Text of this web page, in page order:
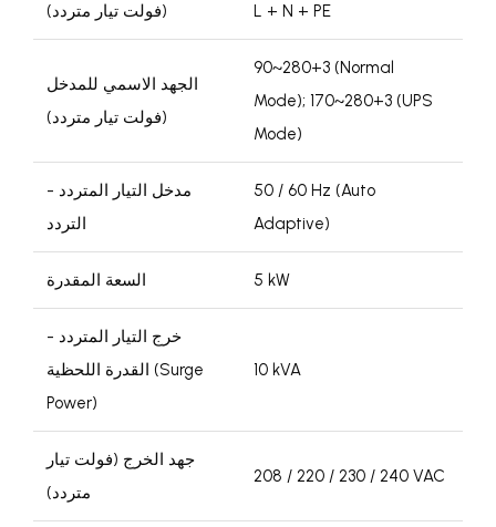
(فولت تيار متردد)
L + N + PE
الجهد الاسمي للمدخل
(فولت تيار متردد)
90~280+3 (Normal
Mode); 170~280+3 (UPS
Mode)
مدخل التيار المتردد -
التردد
50 / 60 Hz (Auto
Adaptive)
السعة المقدرة 5 kW
خرج التيار المتردد -
القدرة اللحظية (Surge
Power)
10 kVA
جهد الخرج (فولت تيار
متردد)
208 / 220 / 230 / 240 VAC